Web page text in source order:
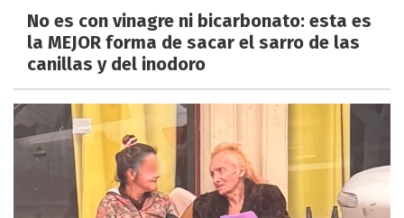
No es con vinagre ni bicarbonato: esta es
la MEJOR forma de sacar el sarro de las
canillas y del inodoro